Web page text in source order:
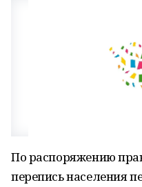
По распоряжению
перепись населения